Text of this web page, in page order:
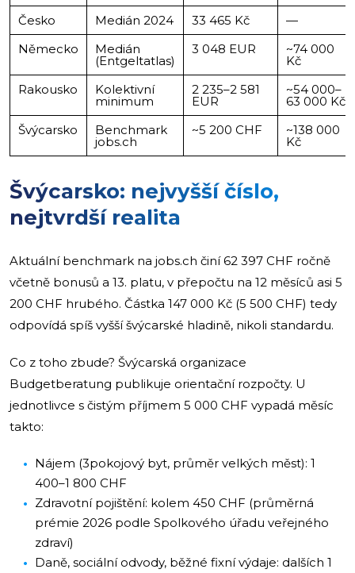
Česko
Medián 2024 33 465 Kč
—
Německo
Medián
(Entgeltatlas)
3 048 EUR ~74 000
Kč
Rakousko
Kolektivní
minimum
2 235–2 581
EUR
~54 000–
63 000 Kč
Švýcarsko
Benchmark
jobs.ch
~5 200 CHF ~138 000
Kč
Švýcarsko: nejvyšší číslo,
nejtvrdší realita
Aktuální benchmark na jobs.ch činí 62 397 CHF ročně
včetně bonusů a 13. platu, v přepočtu na 12 měsíců asi 5
200 CHF hrubého. Částka 147 000 Kč (5 500 CHF) tedy
odpovídá spíš vyšší švýcarské hladině, nikoli standardu.
Co z toho zbude? Švýcarská organizace
Budgetberatung publikuje orientační rozpočty. U
jednotlivce s čistým příjmem 5 000 CHF vypadá měsíc
takto:
Nájem (3pokojový byt, průměr velkých měst): 1
400–1 800 CHF
Zdravotní pojištění: kolem 450 CHF (průměrná
prémie 2026 podle Spolkového úřadu veřejného
zdraví)
Daně, sociální odvody, běžné fixní výdaje: dalších 1